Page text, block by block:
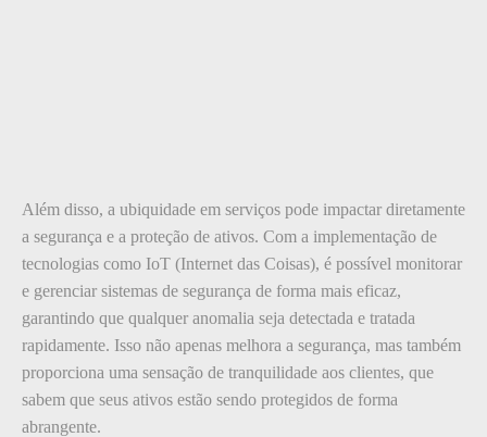
Além disso, a ubiquidade em serviços pode impactar diretamente
a segurança e a proteção de ativos. Com a implementação de
tecnologias como IoT (Internet das Coisas), é possível monitorar
e gerenciar sistemas de segurança de forma mais eficaz,
garantindo que qualquer anomalia seja detectada e tratada
rapidamente. Isso não apenas melhora a segurança, mas também
proporciona uma sensação de tranquilidade aos clientes, que
sabem que seus ativos estão sendo protegidos de forma
abrangente.